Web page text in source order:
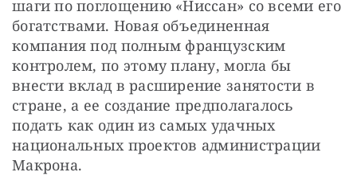
шаги по поглощению «Ниссан» со всеми его
богатствами. Новая объединенная
компания под полным французским
контролем, по этому плану, могла бы
внести вклад в расширение занятости в
стране, а ее создание предполагалось
подать как один из самых удачных
национальных проектов администрации
Макрона.